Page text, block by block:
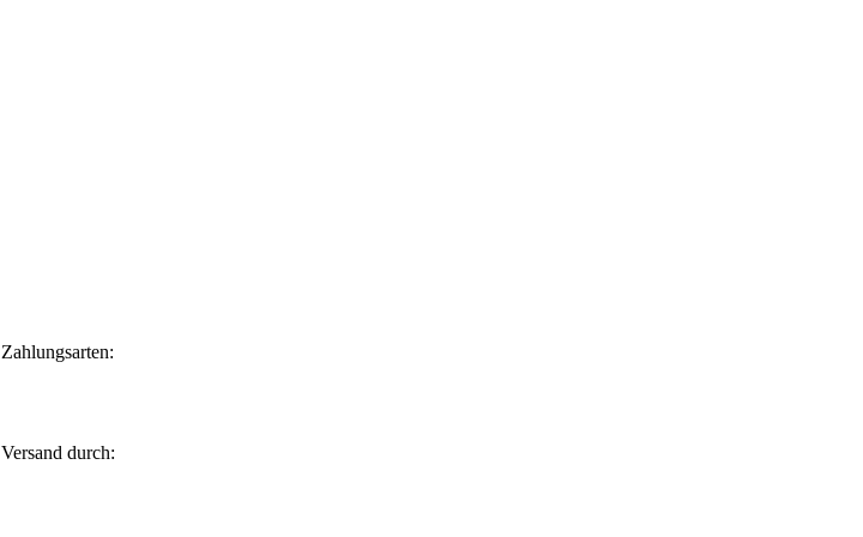
Zahlungsarten:
Versand durch: